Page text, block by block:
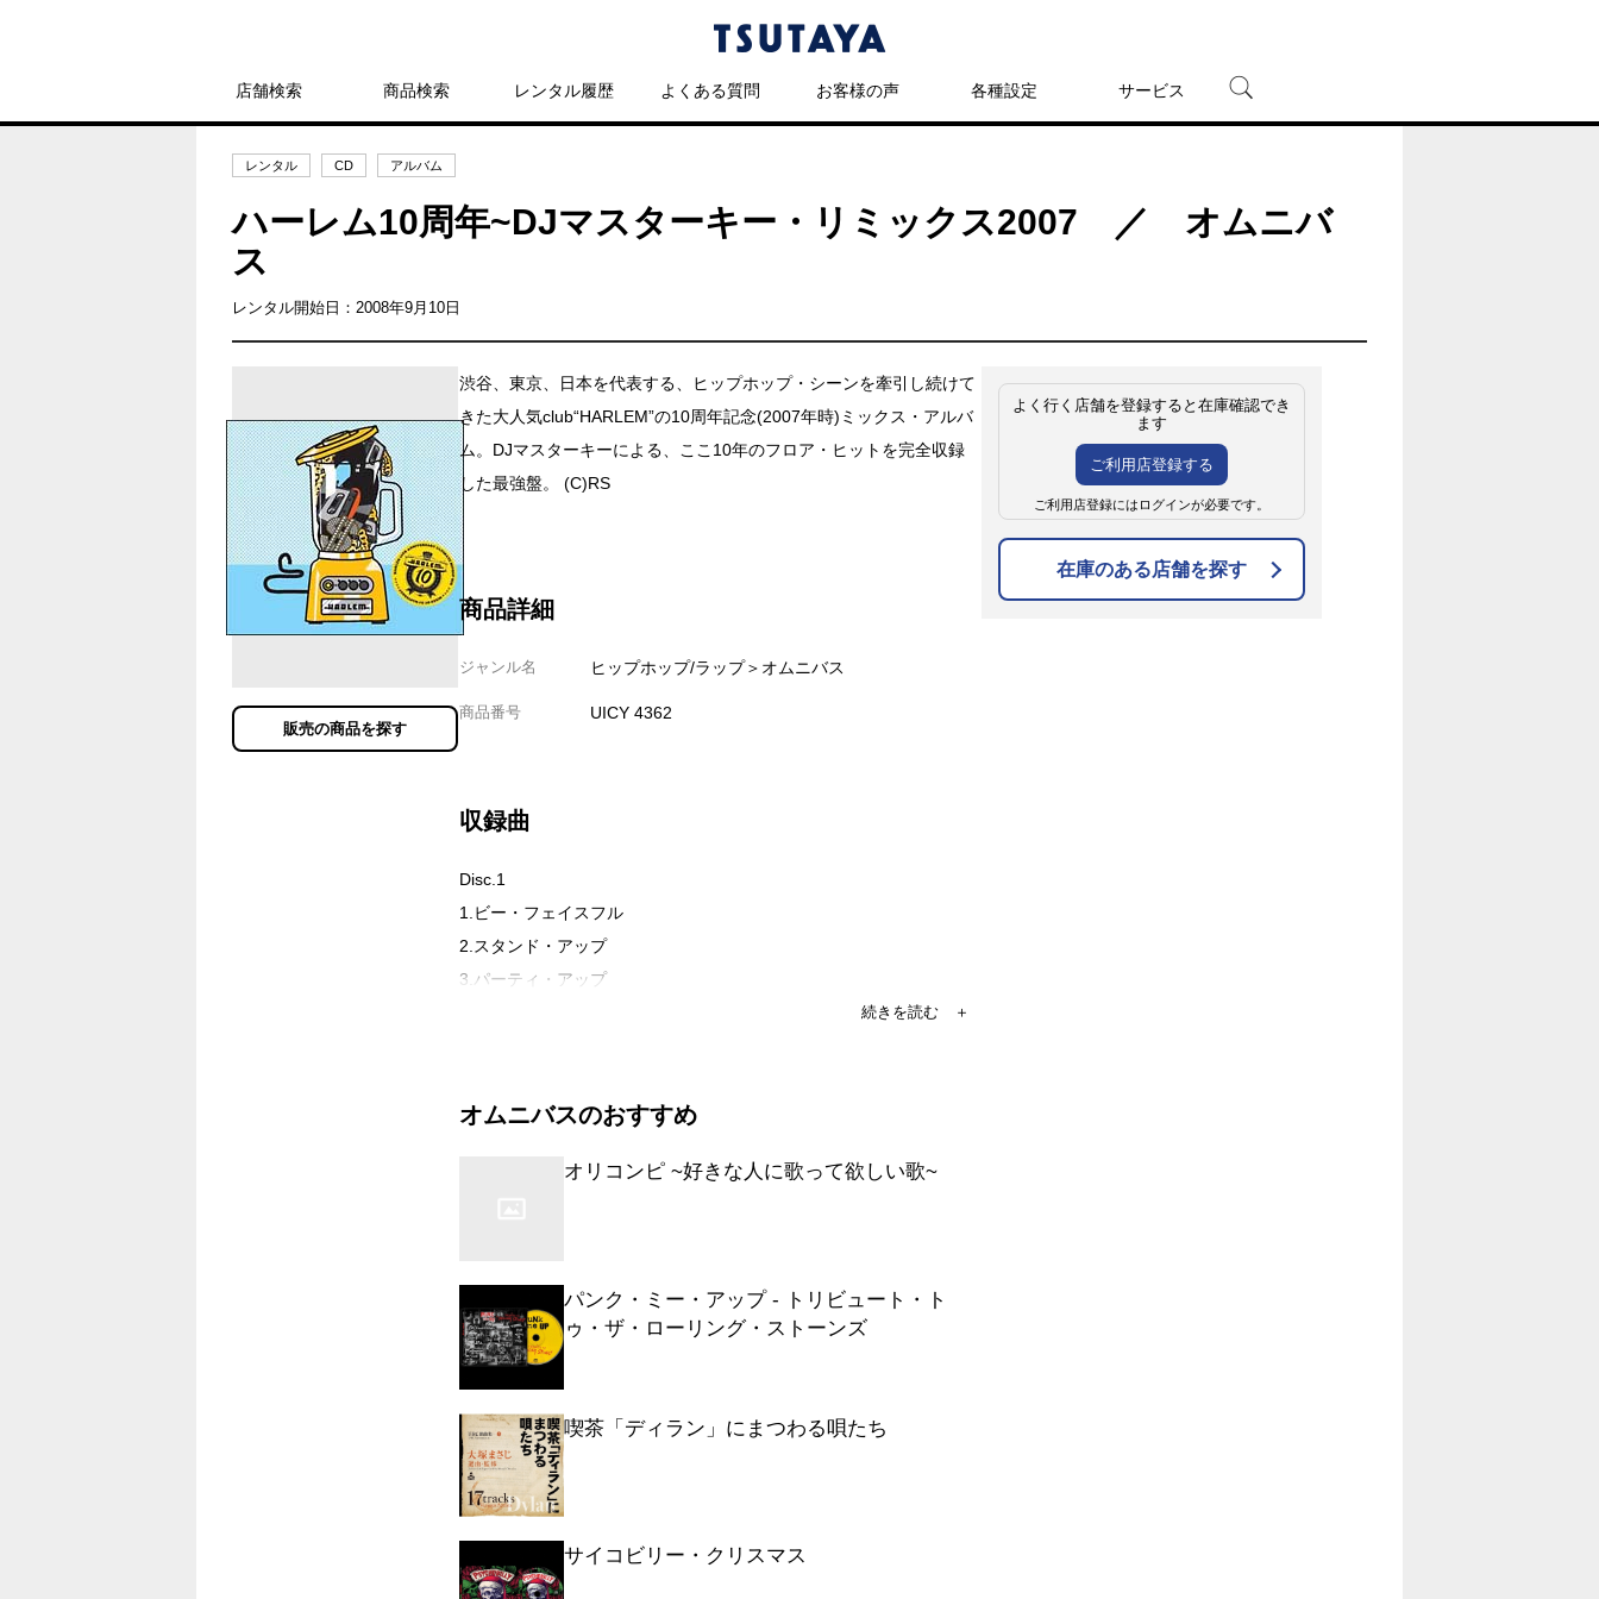
店舗検索 商品検索 レンタル履歴 よくある質問 お客様の声 各種設定 サービス
TSUTAYAプレミアムNEXT
レンタル CD アルバム
ハーレム10周年~DJマスターキー・リミックス2007 ／ オムニバ
ス
レンタル開始日：2008年9月10日
販売の商品を探す
渋谷、東京、日本を代表する、ヒップホップ・シーンを牽引し続けて
きた大人気club“HARLEM”の10周年記念(2007年時)ミックス・アルバ
ム。DJマスターキーによる、ここ10年のフロア・ヒットを完全収録
した最強盤。 (C)RS
商品詳細
ジャンル名 ヒップホップ/ラップ＞オムニバス
商品番号 UICY 4362
収録曲
Disc.1
1.ビー・フェイスフル
2.スタンド・アップ
3.パーティ・アップ
7.ショーティー・ワナ・ライド
9.ウドゥント・ゲット・ファー feat.カニエ・ウ
12.セクシー・ラヴ
13.オン・ファイア feat.50セント
15.ライディン feat.クレイジー・ボーン
16.ハスリン
17.スロー・サム・Dズ feat.ポロウ・ダ・ドン
18.フーズ・ザット・ガール?
19.ワッエヴァ
20.ハヴ・ア・パーティー feat.50セント&ネイ
オムニバスのおすすめ
オリコンピ ~好きな人に歌って欲しい歌~
パンク・ミー・アップ - トリビュート・ト
ゥ・ザ・ローリング・ストーンズ
喫茶「ディラン」にまつわる唄たち
サイコビリー・クリスマス
よく行く店舗を登録すると在庫確認でき
ます
ご利用店登録する
ご利用店登録にはログインが必要です。
在庫のある店舗を探す